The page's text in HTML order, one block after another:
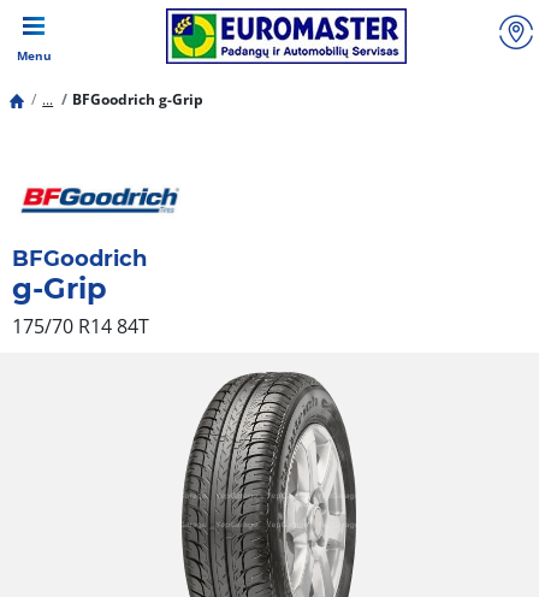
Menu
... BFGoodrich g-Grip
BFGoodrich
g-Grip
175/70 R14 84T